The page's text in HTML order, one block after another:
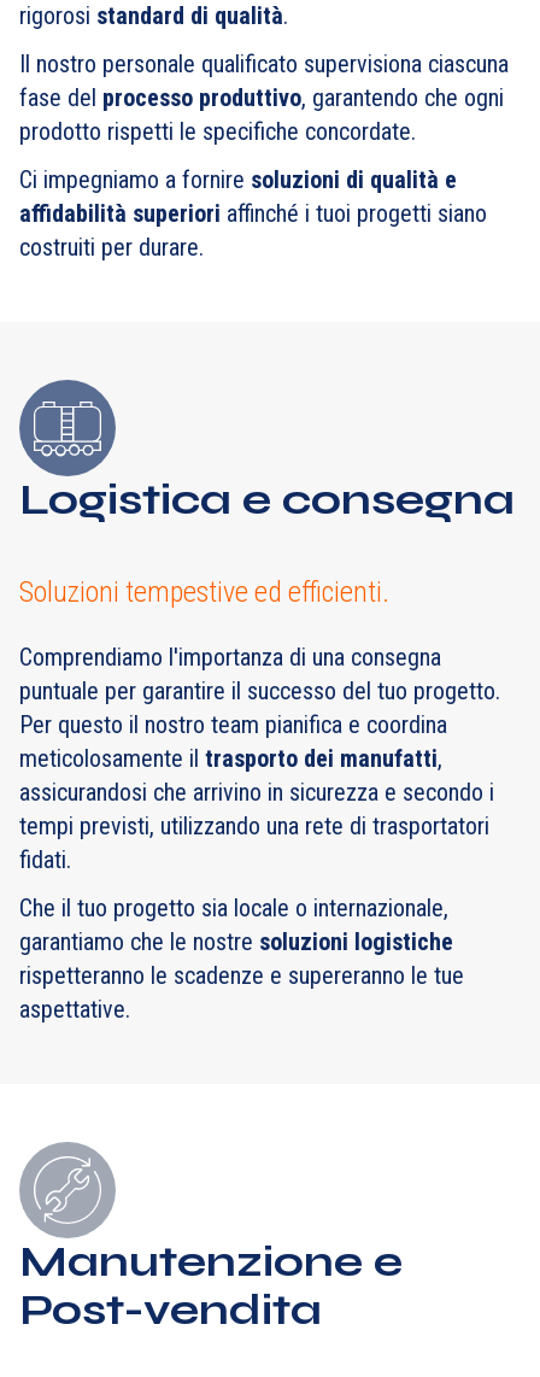
rigorosi standard di qualità.
Il nostro personale qualificato supervisiona ciascuna
fase del processo produttivo, garantendo che ogni
prodotto rispetti le specifiche concordate.
Ci impegniamo a fornire soluzioni di qualità e
affidabilità superiori affinché i tuoi progetti siano
costruiti per durare.
Logistica e consegna
Soluzioni tempestive ed efficienti.
Comprendiamo l'importanza di una consegna
puntuale per garantire il successo del tuo progetto.
Per questo il nostro team pianifica e coordina
meticolosamente il trasporto dei manufatti,
assicurandosi che arrivino in sicurezza e secondo i
tempi previsti, utilizzando una rete di trasportatori
fidati.
Che il tuo progetto sia locale o internazionale,
garantiamo che le nostre soluzioni logistiche
rispetteranno le scadenze e supereranno le tue
aspettative.
Manutenzione e
Post-vendita